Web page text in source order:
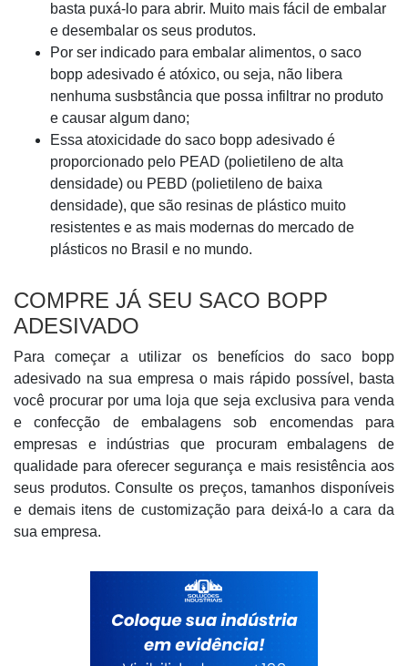
basta puxá-lo para abrir. Muito mais fácil de embalar
e desembalar os seus produtos.
Por ser indicado para embalar alimentos, o saco
bopp adesivado é atóxico, ou seja, não libera
nenhuma susbstância que possa infiltrar no produto
e causar algum dano;
Essa atoxicidade do saco bopp adesivado é
proporcionado pelo PEAD (polietileno de alta
densidade) ou PEBD (polietileno de baixa
densidade), que são resinas de plástico muito
resistentes e as mais modernas do mercado de
plásticos no Brasil e no mundo.
COMPRE JÁ SEU SACO BOPP
ADESIVADO
Para começar a utilizar os benefícios do saco bopp
adesivado na sua empresa o mais rápido possível, basta
você procurar por uma loja que seja exclusiva para venda
e confecção de embalagens sob encomendas para
empresas e indústrias que procuram embalagens de
qualidade para oferecer segurança e mais resistência aos
seus produtos. Consulte os preços, tamanhos disponíveis
e demais itens de customização para deixá-lo a cara da
sua empresa.